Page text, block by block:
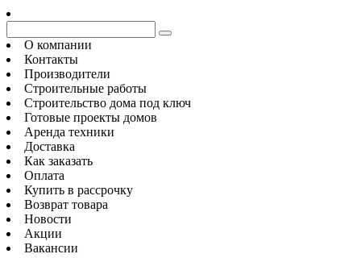
О компании
Контакты
Производители
Строительные работы
Строительство дома под ключ
Готовые проекты домов
Аренда техники
Доставка
Как заказать
Оплата
Купить в рассрочку
Возврат товара
Новости
Акции
Вакансии